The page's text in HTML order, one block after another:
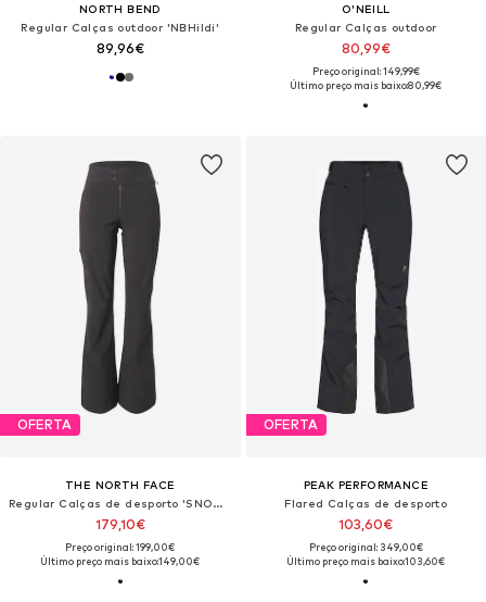
NORTH BEND
Regular Calças outdoor 'NBHildi'
89,96€
O'NEILL
Regular Calças outdoor
80,99€
Preço original: 149,99€
Último preço mais baixo:80,99€
OFERTA
THE NORTH FACE
Regular Calças de desporto 'SNOGA'
179,10€
Preço original: 199,00€
Último preço mais baixo:149,00€
OFERTA
PEAK PERFORMANCE
Flared Calças de desporto
103,60€
Preço original: 349,00€
Último preço mais baixo:103,60€